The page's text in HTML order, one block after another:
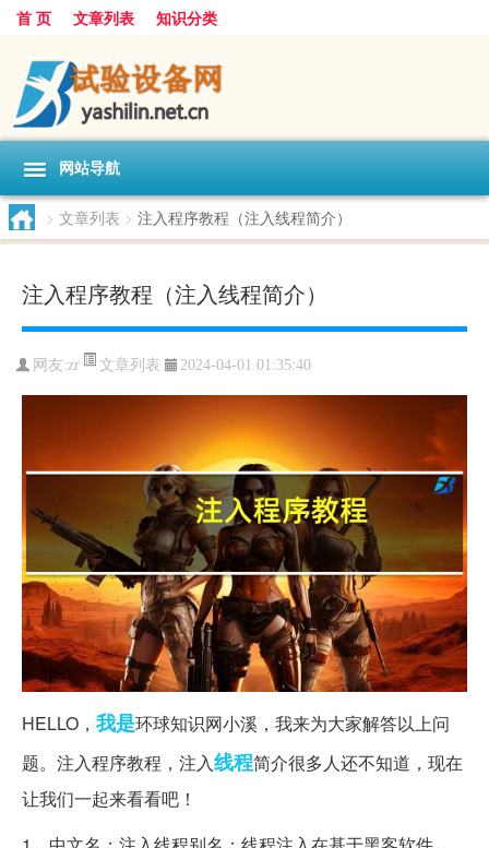
首 页 文章列表 知识分类
网站导航
> 文章列表 > 注入程序教程（注入线程简介）
注入程序教程（注入线程简介）
网友:zr 文章列表 2024-04-01 01:35:40
HELLO， 我是环球知识网小溪，我来为大家解答以上问
题。注入程序教程，注入线程简介很多人还不知道，现在
让我们一起来看看吧！